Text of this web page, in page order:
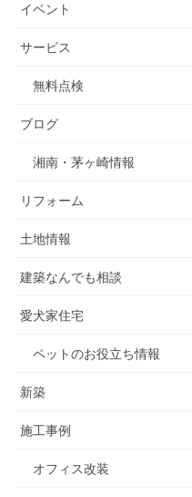
イベント
サービス
無料点検
ブログ
湘南・茅ヶ崎情報
リフォーム
土地情報
建築なんでも相談
愛犬家住宅
ペットのお役立ち情報
新築
施工事例
オフィス改装